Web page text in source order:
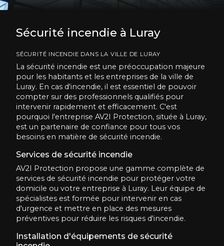
Sécurité incendie à Luray
SÉCURITÉ INCENDIE DANS LA VILLE DE LURAY
La sécurité incendie est une préoccupation majeure
pour les habitants et les entreprises de la ville de
Luray. En cas d'incendie, il est essentiel de pouvoir
compter sur des professionnels qualifiés pour
intervenir rapidement et efficacement. C'est
pourquoi l'entreprise AV2I Protection, située à Luray,
est un partenaire de confiance pour tous vos
besoins en matière de sécurité incendie.
Services de sécurité incendie
AV2I Protection propose une gamme complète de
services de sécurité incendie pour protéger votre
domicile ou votre entreprise à Luray. Leur équipe de
spécialistes est formée pour intervenir en cas
d'urgence et mettre en place des mesures
préventives pour réduire les risques d'incendie.
Installation d'équipements de sécurité